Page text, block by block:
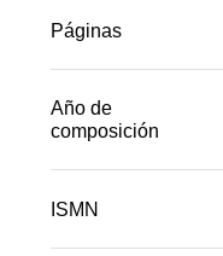
Páginas
Año de
composición
ISMN